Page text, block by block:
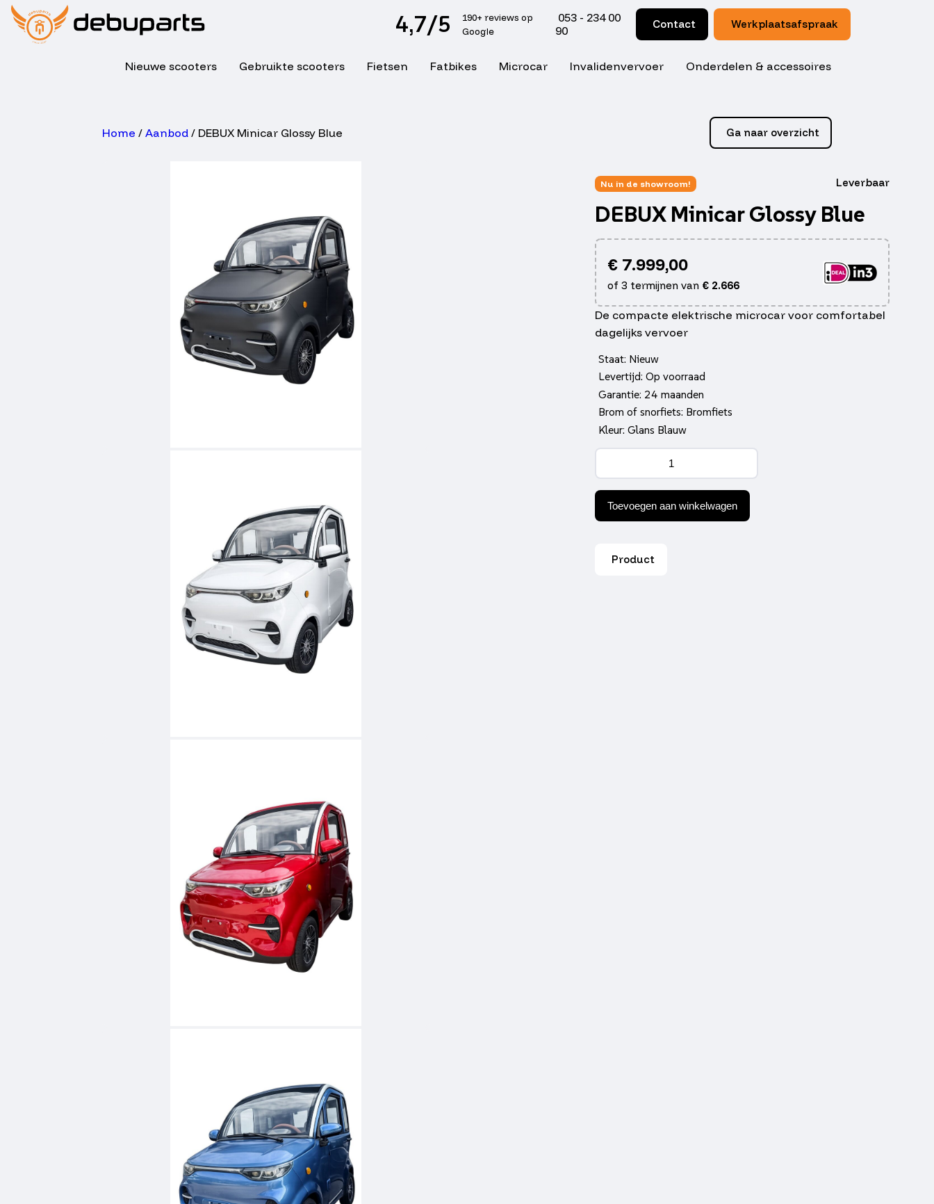
4,7/5
190+ reviews op
Google
053 - 234 00
90
Contact Werkplaatsafspraak
Nieuwe scooters Gebruikte scooters Fietsen Fatbikes Microcar Invalidenvervoer Onderdelen & accessoires
Home / Aanbod/ DEBUX Minicar Glossy Blue Ga naar overzicht
Nu in de showroom! Leverbaar
DEBUX Minicar Glossy Blue
€7.999,00
of 3 termijnen van €2.666
De compacte elektrische microcar voor comfortabel
dagelijks vervoer
Staat: Nieuw
Levertijd: Op voorraad
Garantie: 24 maanden
Brom of snorfiets: Bromfiets
Kleur: Glans Blauw
DEBUX
Glossy
Blue
aantal
Toevoegen aan winkelwagen
Product